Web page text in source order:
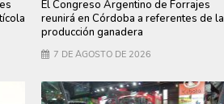
El Congreso Argentino de Forrajes
reunirá en Córdoba a referentes de la
producción ganadera
7 DE AGOSTO DE 2026